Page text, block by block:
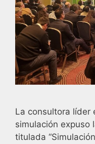
La consultora líder
simulación expuso
titulada